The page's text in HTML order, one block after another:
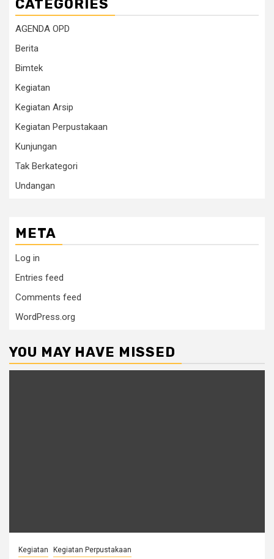
CATEGORIES
AGENDA OPD
Berita
Bimtek
Kegiatan
Kegiatan Arsip
Kegiatan Perpustakaan
Kunjungan
Tak Berkategori
Undangan
META
Log in
Entries feed
Comments feed
WordPress.org
YOU MAY HAVE MISSED
Kegiatan Kegiatan Perpustakaan